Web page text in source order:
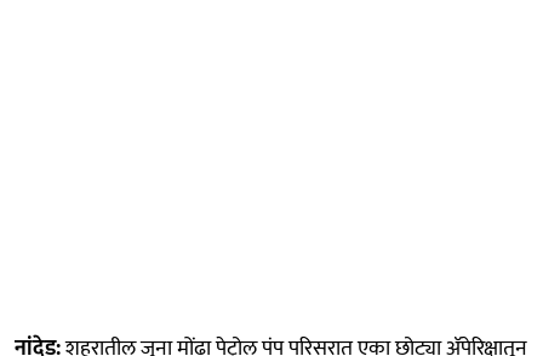
नांदेड:शहरातील जुना मोंढा पेट्रोल पंप परिसरात एका छोट्या ॲपेरिक्षातून